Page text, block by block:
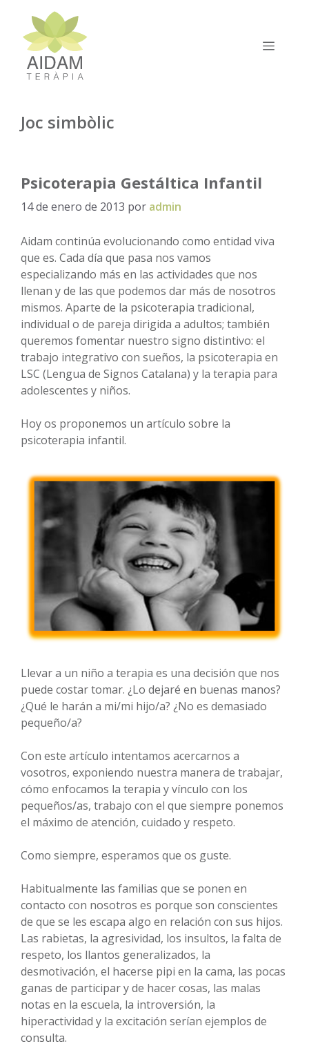
contenido
Joc simbòlic
Psicoterapia Gestáltica Infantil
14 de enero de 2013 por admin
Aidam continúa evolucionando como entidad viva
que es. Cada día que pasa nos vamos
especializando más en las actividades que nos
llenan y de las que podemos dar más de nosotros
mismos. Aparte de la psicoterapia tradicional,
individual o de pareja dirigida a adultos; también
queremos fomentar nuestro signo distintivo: el
trabajo integrativo con sueños, la psicoterapia en
LSC (Lengua de Signos Catalana) y la terapia para
adolescentes y niños.
Hoy os proponemos un artículo sobre la
psicoterapia infantil.
Llevar a un niño a terapia es una decisión que nos
puede costar tomar. ¿Lo dejaré en buenas manos?
¿Qué le harán a mi/mi hijo/a? ¿No es demasiado
pequeño/a?
Con este artículo intentamos acercarnos a
vosotros, exponiendo nuestra manera de trabajar,
cómo enfocamos la terapia y vínculo con los
pequeños/as, trabajo con el que siempre ponemos
el máximo de atención, cuidado y respeto.
Como siempre, esperamos que os guste.
Habitualmente las familias que se ponen en
contacto con nosotros es porque son conscientes
de que se les escapa algo en relación con sus hijos.
Las rabietas, la agresividad, los insultos, la falta de
respeto, los llantos generalizados, la
desmotivación, el hacerse pipi en la cama, las pocas
ganas de participar y de hacer cosas, las malas
notas en la escuela, la introversión, la
hiperactividad y la excitación serían ejemplos de
consulta.